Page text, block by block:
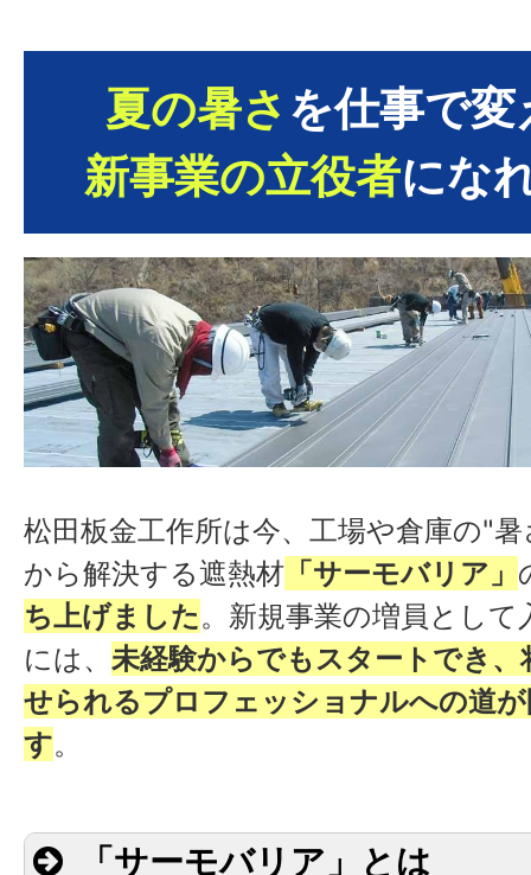
夏の暑さ を仕事で変
新事業の立役者にな
松田板金工作所は今、工場や倉庫の"
から解決する遮熱材 「サーモバリア」
ち上げました。新規事業の増員とし
には、 未経験からでもスタートでき、
せられるプロフェッショナルへの道
す。
「サーモバリア」とは